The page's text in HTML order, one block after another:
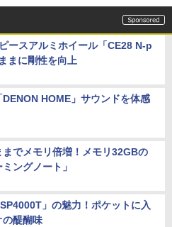
ースアルミホイール「CE28 N-p
まに剛性を向上
HOME」サウンドを体感
までメモリ倍増！メモリ32GBの
ミングノート」
」の魅力！ポケットに入
の醍醐味